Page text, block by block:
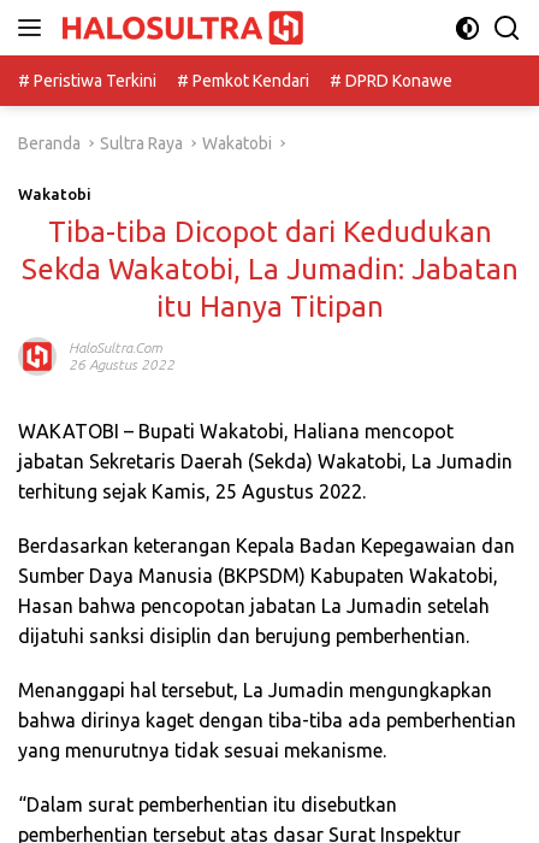
# Peristiwa Terkini
# Pemkot Kendari # DPRD Konawe
Beranda Sultra Raya Wakatobi
Wakatobi
Tiba-tiba Dicopot dari Kedudukan
Sekda Wakatobi, La Jumadin: Jabatan
itu Hanya Titipan
HaloSultra.com
26 Agustus 2022
WAKATOBI – Bupati Wakatobi, Haliana mencopot
jabatan Sekretaris Daerah (Sekda) Wakatobi, La Jumadin
terhitung sejak Kamis, 25 Agustus 2022.
Berdasarkan keterangan Kepala Badan Kepegawaian dan
Sumber Daya Manusia (BKPSDM) Kabupaten Wakatobi,
Hasan bahwa pencopotan jabatan La Jumadin setelah
dijatuhi sanksi disiplin dan berujung pemberhentian.
Menanggapi hal tersebut, La Jumadin mengungkapkan
bahwa dirinya kaget dengan tiba-tiba ada pemberhentian
yang menurutnya tidak sesuai mekanisme.
“Dalam surat pemberhentian itu disebutkan
pemberhentian tersebut atas dasar Surat Inspektur